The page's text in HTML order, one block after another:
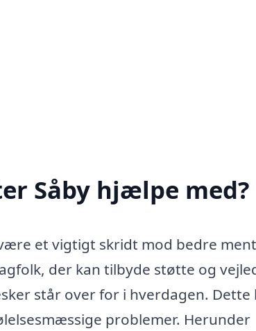
Såby hjælpe med?
et vigtigt skridt mod bedre
der kan tilbyde støtte og
står over for i hverdagen. Dette
problemer. Herunder